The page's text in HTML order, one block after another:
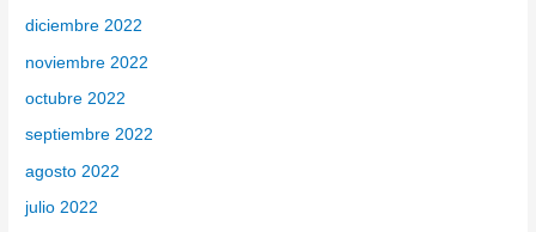
diciembre 2022
noviembre 2022
octubre 2022
septiembre 2022
agosto 2022
julio 2022